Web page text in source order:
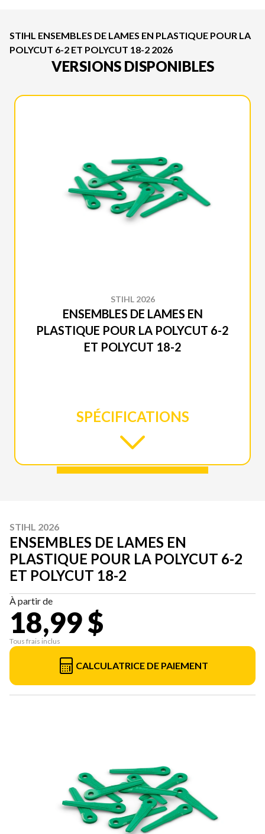
STIHL ENSEMBLES DE LAMES EN PLASTIQUE POUR LA
POLYCUT 6-2 ET POLYCUT 18-2 2026
VERSIONS DISPONIBLES
STIHL 2026
ENSEMBLES DE LAMES EN
PLASTIQUE POUR LA POLYCUT 6-2
ET POLYCUT 18-2
SPÉCIFICATIONS
STIHL 2026
ENSEMBLES DE LAMES EN
PLASTIQUE POUR LA POLYCUT 6-2
ET POLYCUT 18-2
À partir de
18,99 $
Tous frais inclus
CALCULATRICE DE PAIEMENT